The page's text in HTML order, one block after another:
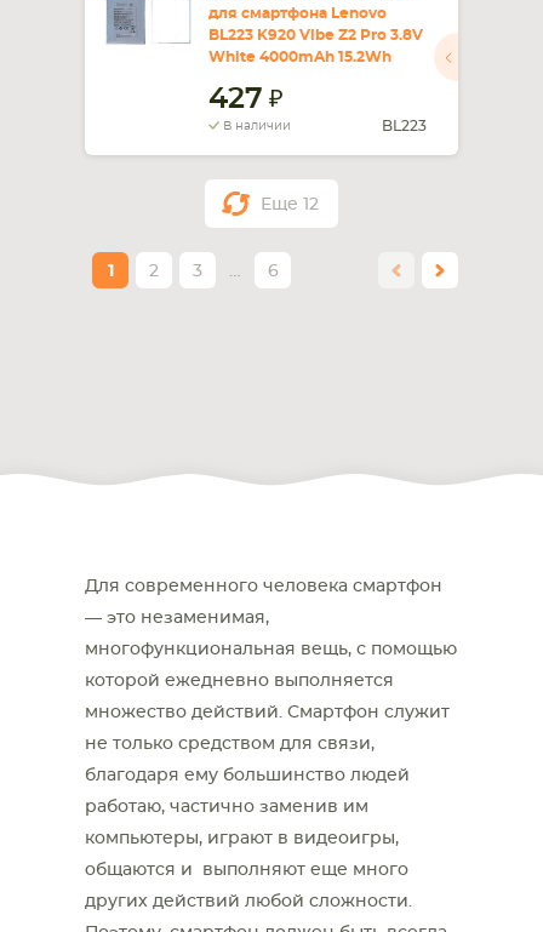
для смартфона Lenovo
BL223 K920 Vibe Z2 Pro 3.8V
White 4000mAh 15.2Wh
427
В наличии BL223
Еще 12
1 2 3 … 6
Для современного человека смартфон
— это незаменимая,
многофункциональная вещь, с помощью
которой ежедневно выполняется
множество действий. Смартфон служит
не только средством для связи,
благодаря ему большинство людей
работаю, частично заменив им
компьютеры, играют в видеоигры,
общаются и выполняют еще много
других действий любой сложности.